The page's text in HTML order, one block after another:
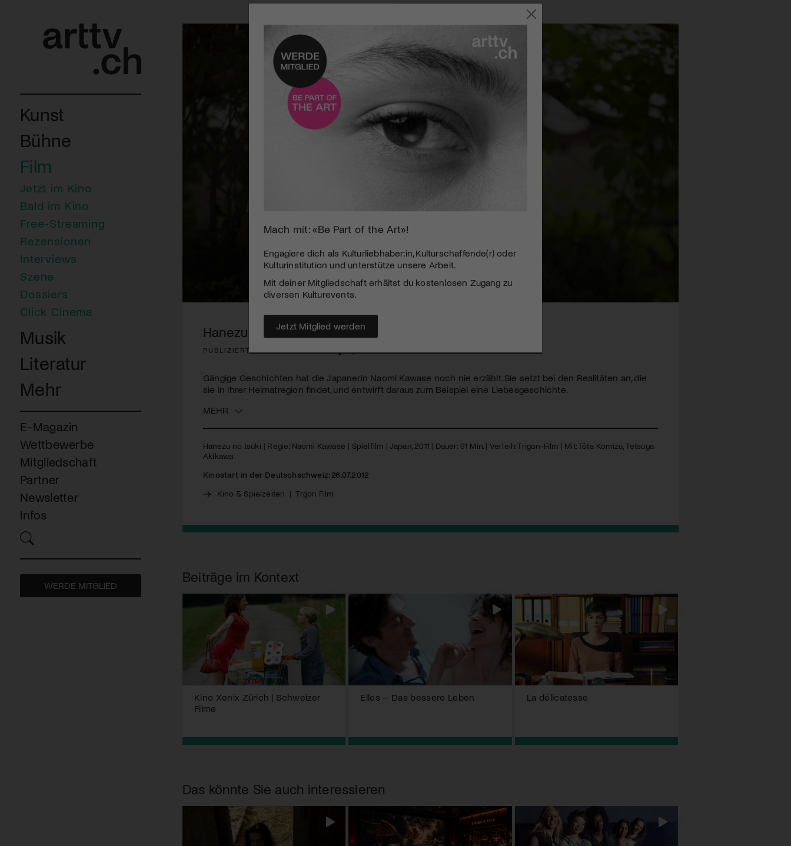
Kunst
Bühne
Film
Jetzt im Kino
Bald im Kino
Free-Streaming
Rezensionen
Interviews
Szene
Dossiers
Click Cinema
Musik
Literatur
Mehr
E-Magazin
Wettbewerbe
Mitgliedschaft
Partner
Newsletter
Infos
WERDE MITGLIED
Hanezu no tsuki
PUBLIZIERT AM 23. JULI 2012
Gängige Geschichten hat die Japanerin Naomi Kawase noch nie erzählt. Sie setzt bei den Realitäten an, die
sie in ihrer Heimatregion findet, und entwirft daraus zum Beispiel eine Liebesgeschichte.
MEHR
Hanezu no tsuki | Regie: Naomi Kawase | Spielfilm | Japan, 2011 | Dauer: 91 Min. | Verleih: Trigon-Film | Mit: Tôta Komizu, Tetsuya
Akikawa
Kinostart in der Deutschschweiz: 26.07.2012
Kino & Spielzeiten |Trgon Film
Beiträge im Kontext
Kino Xenix Zürich | Schweizer
Filme
Elles – Das bessere Leben La délicatesse
Das könnte Sie auch interessieren
Mach mit: «Be Part of the Art»!
Engagiere dich als Kulturliebhaber:in, Kulturschaffende(r) oder
Mit deiner Mitgliedschaft erhältst du kostenlosen Zugang zu
Jetzt Mitglied werden